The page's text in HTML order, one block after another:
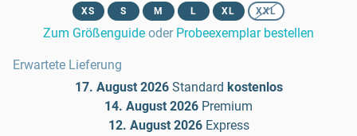
XS S M L XL XXL
Zum Größenguide oder Probeexemplar bestellen
Erwartete Lieferung
17. August 2026 Standard kostenlos
14. August 2026 Premium
12. August 2026 Express